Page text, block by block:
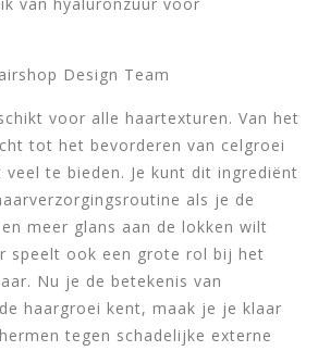
Design Team
voor alle haartexturen. Van het
tot het bevorderen van celgroei
te bieden. Je kunt dit ingrediënt
als je de
meer glans aan de lokken wilt
speelt ook een grote rol bij het
Nu je de betekenis van
haargroei kent, maak je je klaar
tegen schadelijke externe